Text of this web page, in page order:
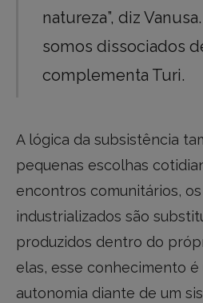
natureza”, diz
somos dissociados
complementa Turi.
A lógica da subsistência
pequenas escolhas
encontros comunitários,
industrializados são
produzidos dentro do
elas, esse conhecimento
autonomia diante de um